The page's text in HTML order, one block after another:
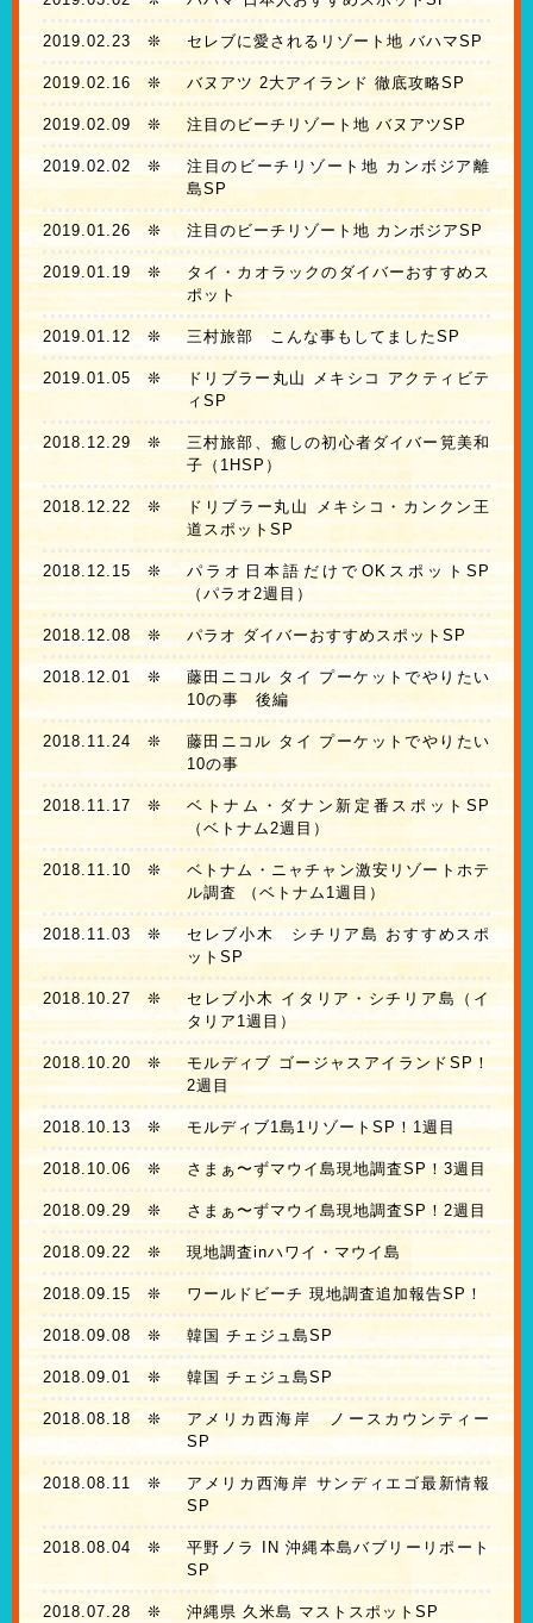
2019.02.23 ❊ セレブに愛されるリゾート地 バハマSP
2019.02.16 ❊ バヌアツ 2大アイランド 徹底攻略SP
2019.02.09 ❊ 注目のビーチリゾート地 バヌアツSP
2019.02.02 ❊
注目のビーチリゾート地 カンボジア離
島SP
2019.01.26❊ 注目のビーチリゾート地 カンボジアSP
2019.01.19 ❊
タイ・カオラックのダイバーおすすめス
ポット
2019.01.12❊ 三村旅部 こんな事もしてましたSP
2019.01.05 ❊
ドリブラー丸山 メキシコ アクティビテ
ィSP
2018.12.29 ❊
三村旅部、癒しの初心者ダイバー筧美和
子（1HSP）
2018.12.22 ❊
ドリブラー丸山 メキシコ・カンクン王
道スポットSP
2018.12.15❊
パラオ日本語だけでOKスポットSP
（パラオ2週目）
2018.12.08 ❊ パラオ ダイバーおすすめスポットSP
2018.12.01 ❊
藤田ニコル タイ プーケットでやりたい
10の事 後編
2018.11.24 ❊
藤田ニコル タイ プーケットでやりたい
10の事
2018.11.17 ❊
ベトナム・ダナン新定番スポットSP
（ベトナム2週目）
2018.11.10❊
ベトナム・ニャチャン激安リゾートホテ
ル調査 （ベトナム1週目）
2018.11.03 ❊
セレブ小木 シチリア島 おすすめスポ
ットSP
2018.10.27 ❊
セレブ小木 イタリア・シチリア島（イ
タリア1週目）
2018.10.20❊
モルディブ ゴージャスアイランドSP！
2週目
2018.10.13❊ モルディブ1島1リゾートSP！1週目
2018.10.06 ❊ さまぁ〜ずマウイ島現地調査SP！3週目
2018.09.29 ❊ さまぁ〜ずマウイ島現地調査SP！2週目
2018.09.22 ❊ 現地調査inハワイ・マウイ島
2018.09.15 ❊ ワールドビーチ 現地調査追加報告SP！
2018.09.08 ❊ 韓国 チェジュ島SP
2018.09.01 ❊ 韓国 チェジュ島SP
2018.08.18❊
アメリカ西海岸 ノースカウンティー
SP
2018.08.11 ❊
アメリカ西海岸 サンディエゴ最新情報
SP
2018.08.04❊
平野ノラ IN 沖縄本島バブリーリポート
SP
2018.07.28 ❊ 沖縄県 久米島 マストスポットSP